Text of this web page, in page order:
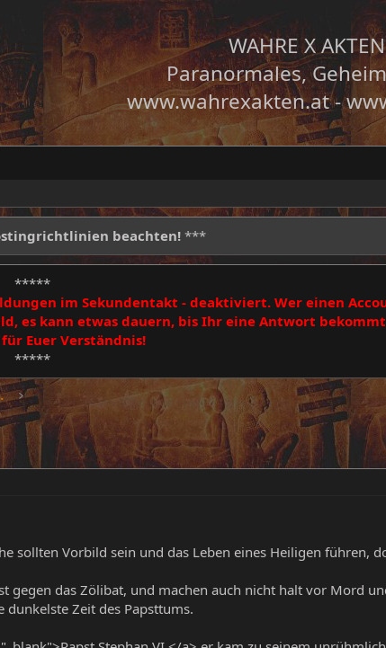
WAHRE X
Paranormales,
www.wahrexakten.at-
beachten! ***
*****
im Sekundentakt - deaktiviert. Wer einen
es kann etwas dauern, bis Ihr eine Antwort
Euer Verständnis!
*****
sollten Vorbild sein und das Leben eines Heiligen führen,
gegen das Zölibat, und machen auch nicht halt vor Mord
Zeit des Papsttums.